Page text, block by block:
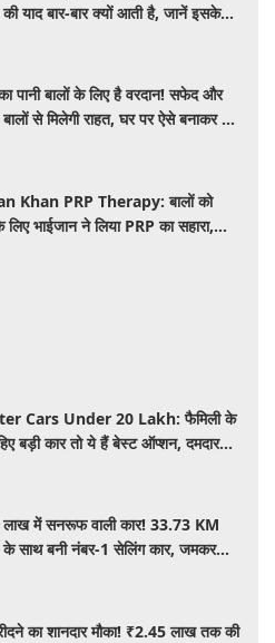
की याद बार-बार क्यों आती है, जानें इसके
पानी बालों के लिए है वरदान! सफेद और
से मिलेगी राहत, घर पर ऐसे बनाकर करें
Khan PRP Therapy: बालों को
भाईजान ने लिया PRP का सहारा,
Cars Under 20 Lakh: फैमिली के
बड़ी कार तो ये हैं बेस्ट ऑप्शन, दमदार
में सनरूफ वाली कार! 33.73 KM
साथ बनी नंबर-1 सेलिंग कार, जमकर
का शानदार मौका! ₹2.45 लाख तक की